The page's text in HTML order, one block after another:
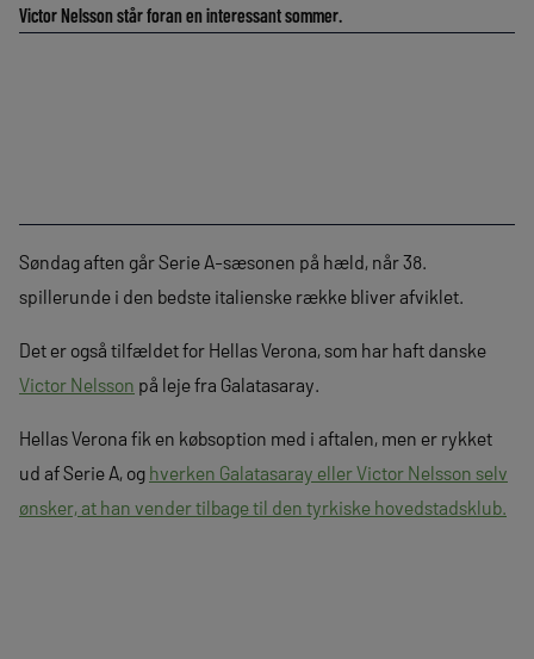
Victor Nelsson står foran en interessant sommer.
Søndag aften går Serie A-sæsonen på hæld, når 38.
spillerunde i den bedste italienske række bliver afviklet.
Det er også tilfældet for Hellas Verona, som har haft danske
Victor Nelsson på leje fra Galatasaray.
Hellas Verona fik en købsoption med i aftalen, men er rykket
ud af Serie A, og hverken Galatasaray eller Victor Nelsson selv
ønsker, at han vender tilbage til den tyrkiske hovedstadsklub.